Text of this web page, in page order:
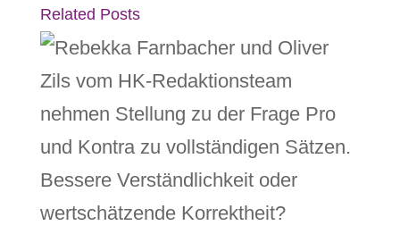
Related Posts
Bessere Verständlichkeit oder
wertschätzende Korrektheit?